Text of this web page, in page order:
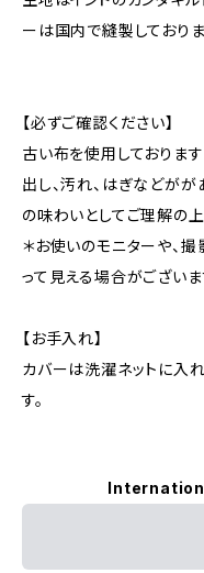
ーは国内で縫製しておりま
【必ずご確認ください】
古い布を使用しておりま
出し、汚れ、はぎなどが
の味わいとしてご理解の
＊お使いのモニターや、
って見える場合がございま
【お手入れ】
カバーは洗濯ネットに入
す。